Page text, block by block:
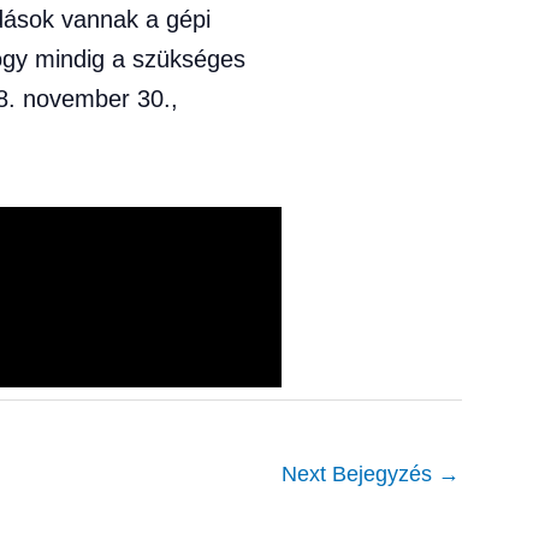
vannak a gépi
mindig a szükséges
november 30.,
Next Bejegyzés →